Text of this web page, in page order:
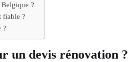
?
fiable ?
?
un devis rénovation ?